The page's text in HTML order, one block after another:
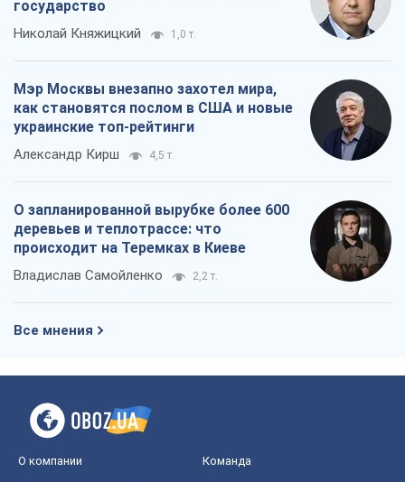
государство
Николай Княжицкий 1,0 т.
Мэр Москвы внезапно захотел мира,
как становятся послом в США и новые
украинские топ-рейтинги
Александр Кирш 4,5 т.
О запланированной вырубке более 600
деревьев и теплотрассе: что
происходит на Теремках в Киеве
Владислав Самойленко 2,2 т.
Все мнения
О компании Команда